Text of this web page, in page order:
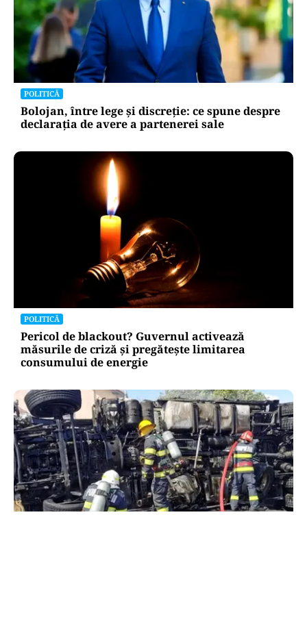
POLITICĂ
Bolojan, între lege și discreție: ce spune despre
declarația de avere a partenerei sale
POLITICĂ
Pericol de blackout? Guvernul activează
măsurile de criză și pregătește limitarea
consumului de energie